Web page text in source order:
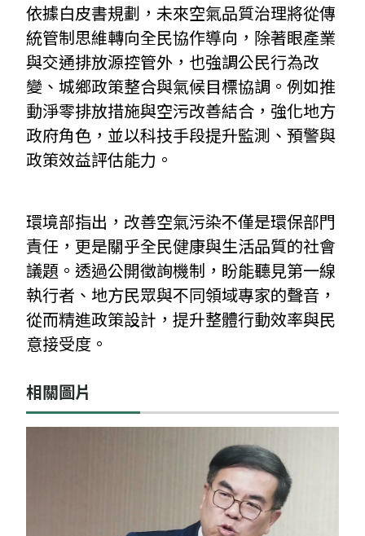
依據白皮書規劃，未來空氣品質治理將從傳
統管制思維轉向全民協作導向，除著眼產業
與交通排放源控管外，也強調公民行為改
變、城鄉政策整合與氣候目標協調。例如推
動淨零排放措施與空污改善結合，強化地方
政府角色，並以科技手段提升監測、預警與
政策效益評估能力。
環境部指出，改善空氣污染不僅是環保部門
責任，更是關乎全民健康與生活品質的社會
議題。透過公開徵詢機制，盼能聽見第一線
執行者、地方民眾與不同領域專家的聲音，
從而精進政策設計，提升整體行動效率與民
意接受度。
相關圖片